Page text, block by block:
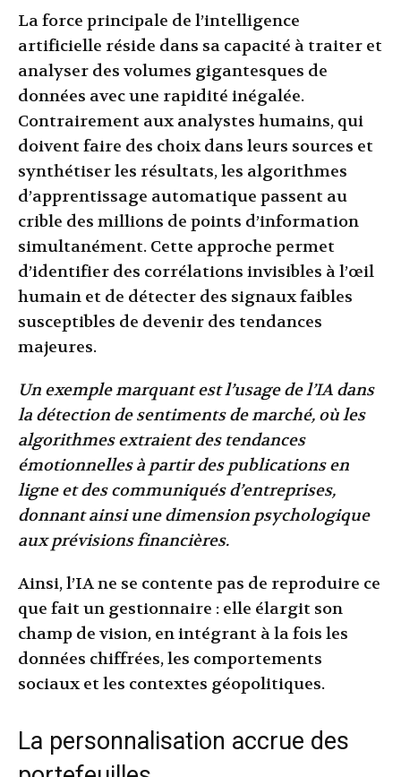
La force principale de l’intelligence
artificielle réside dans sa capacité à traiter et
analyser des volumes gigantesques de
données avec une rapidité inégalée.
Contrairement aux analystes humains, qui
doivent faire des choix dans leurs sources et
synthétiser les résultats, les algorithmes
d’apprentissage automatique passent au
crible des millions de points d’information
simultanément. Cette approche permet
d’identifier des corrélations invisibles à l’œil
humain et de détecter des signaux faibles
susceptibles de devenir des tendances
majeures.
Un exemple marquant est l’usage de l’IA dans
la détection de sentiments de marché, où les
algorithmes extraient des tendances
émotionnelles à partir des publications en
ligne et des communiqués d’entreprises,
donnant ainsi une dimension psychologique
aux prévisions financières.
Ainsi, l’IA ne se contente pas de reproduire ce
que fait un gestionnaire : elle élargit son
champ de vision, en intégrant à la fois les
données chiffrées, les comportements
sociaux et les contextes géopolitiques.
La personnalisation accrue des